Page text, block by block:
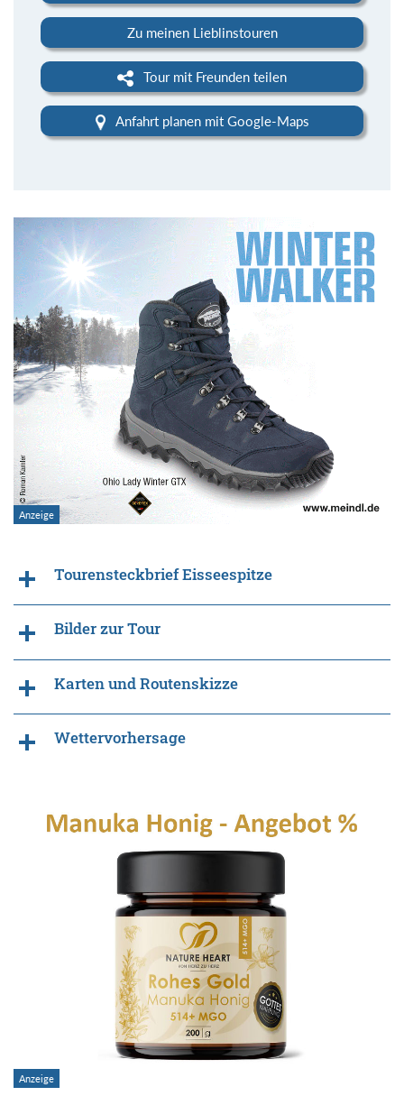
Zu meinen Lieblinstouren
Tour mit Freunden teilen
Anfahrt planen mit Google-Maps
Tourensteckbrief Eisseespitze
Bilder zur Tour
Karten und Routenskizze
Wettervorhersage